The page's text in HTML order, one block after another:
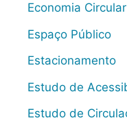
Economia Circular
Espaço Público
Estacionamento
Estudo de
Estudo de